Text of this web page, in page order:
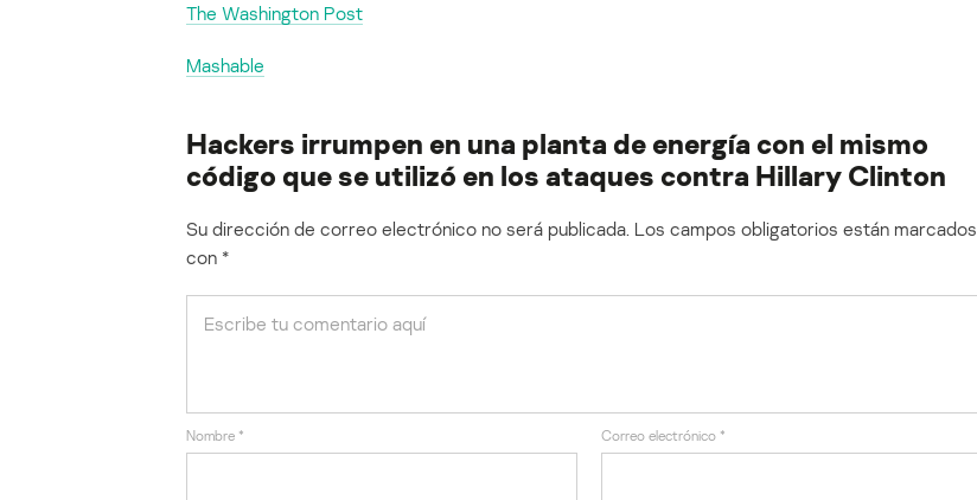
The Washington Post
Mashable
Hackers irrumpen en una planta de energía con el mismo
código que se utilizó en los ataques contra Hillary Clinton
Su dirección de correo electrónico no será publicada. Los campos obligatorios están marcados
con *
Nombre * Correo electrónico *